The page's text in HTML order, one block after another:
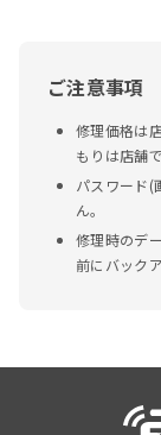
ご注意事項
修理価格は
もりは店舗
パスワード(
ん。
修理時のデ
前にバック